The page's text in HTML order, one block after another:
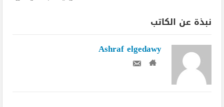
نبذة عن الكاتب
Ashraf elgedawy